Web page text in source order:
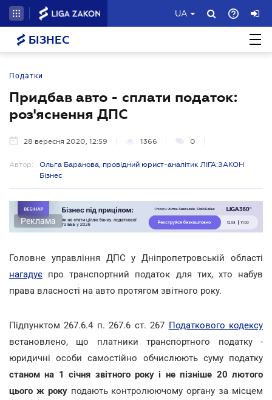
UA
БІЗНЕС
Податки
Придбав авто - сплати податок:
роз'яснення ДПС
28 вересня 2020, 12:59 1366 0
Автор:
Ольга Баранова, провідний юрист-аналітик ЛІГА:ЗАКОН
Бізнес
Реклама
Головне управління ДПС у Дніпропетровській області
нагадує про транспортний податок для тих, хто набув
права власності на авто протягом звітного року.
Підпунктом 267.6.4 п. 267.6 ст. 267 Податкового кодексу
встановлено, що платники транспортного податку -
юридичні особи самостійно обчислюють суму податку
станом на 1 січня звітного року і не пізніше 20 лютого
цього ж рокуподають контролюючому органу за місцем